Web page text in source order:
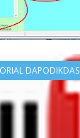
DAPODIKDAS